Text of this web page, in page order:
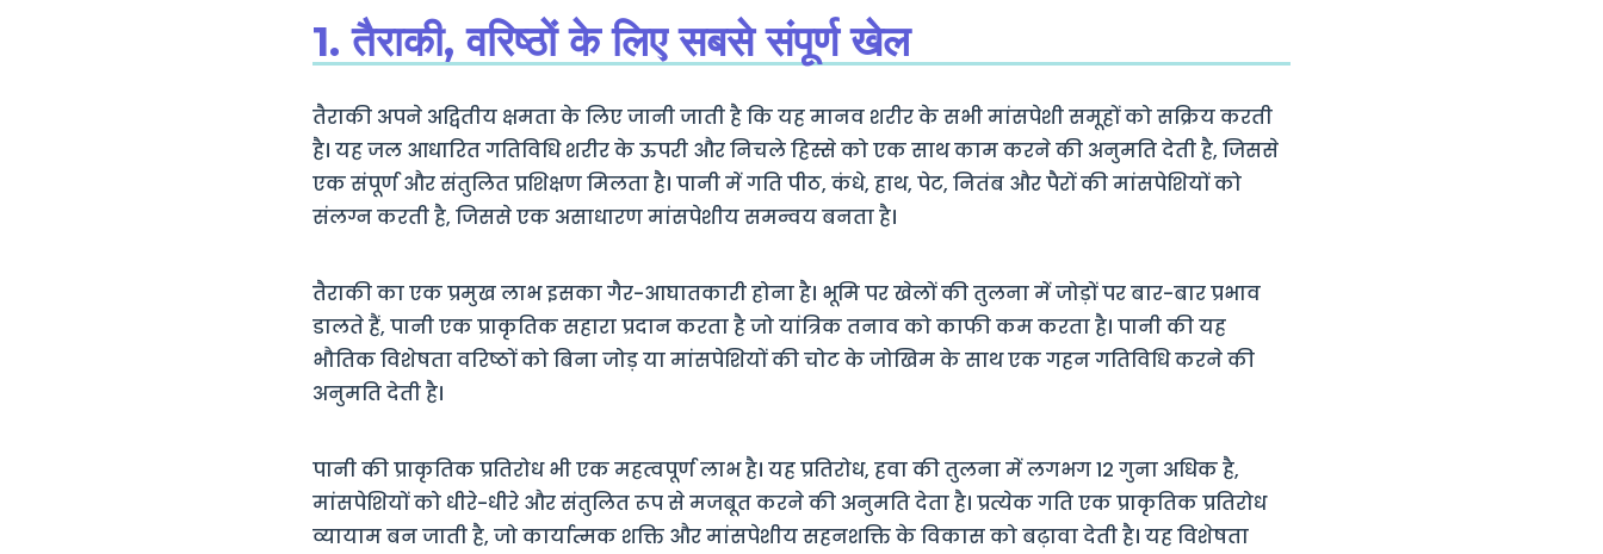
1. तैराकी, वरिष्ठों के लिए सबसे संपूर्ण खेल
तैराकी अपने अद्वितीय क्षमता के लिए जानी जाती है कि यह मानव शरीर के सभी मांसपेशी समूहों को सक्रिय करती
है। यह जल आधारित गतिविधि शरीर के ऊपरी और निचले हिस्से को एक साथ काम करने की अनुमति देती है, जिससे
एक संपूर्ण और संतुलित प्रशिक्षण मिलता है। पानी में गति पीठ, कंधे, हाथ, पेट, नितंब और पैरों की मांसपेशियों को
संलग्न करती है, जिससे एक असाधारण मांसपेशीय समन्वय बनता है।
तैराकी का एक प्रमुख लाभ इसका गैर-आघातकारी होना है। भूमि पर खेलों की तुलना में जोड़ों पर बार-बार प्रभाव
डालते हैं, पानी एक प्राकृतिक सहारा प्रदान करता है जो यांत्रिक तनाव को काफी कम करता है। पानी की यह
भौतिक विशेषता वरिष्ठों को बिना जोड़ या मांसपेशियों की चोट के जोखिम के साथ एक गहन गतिविधि करने की
अनुमति देती है।
पानी की प्राकृतिक प्रतिरोध भी एक महत्वपूर्ण लाभ है। यह प्रतिरोध, हवा की तुलना में लगभग 12 गुना अधिक है,
मांसपेशियों को धीरे-धीरे और संतुलित रूप से मजबूत करने की अनुमति देता है। प्रत्येक गति एक प्राकृतिक प्रतिरोध
व्यायाम बन जाती है, जो कार्यात्मक शक्ति और मांसपेशीय सहनशक्ति के विकास को बढ़ावा देती है। यह विशेषता